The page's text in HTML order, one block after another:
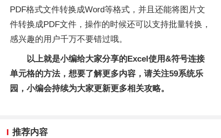
PDF格式文件转换成Word等格式，并且还能将图片文
件转换成PDF文件，操作的时候还可以支持批量转换，
感兴趣的用户千万不要错过哦。
以上就是小编给大家分享的Excel使用&符号连接
单元格的方法，想要了解更多内容，请关注59系统乐
园，小编会持续为大家更新更多相关攻略。
推荐内容